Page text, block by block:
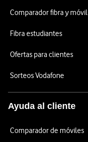
Comparador fibra y móvil
Fibra estudiantes
Ofertas para clientes
Sorteos Vodafone
Ayuda al cliente
Comparador de móviles